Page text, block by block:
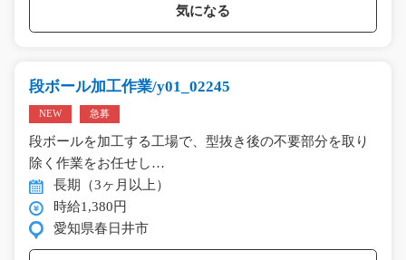
気になる
段ボール加工作業/y01_02245
NEW 急募
段ボールを加工する工場で、型抜き後の不要部分を取り
除く作業をお任せし…
長期（3ヶ月以上）
時給1,380円
愛知県春日井市